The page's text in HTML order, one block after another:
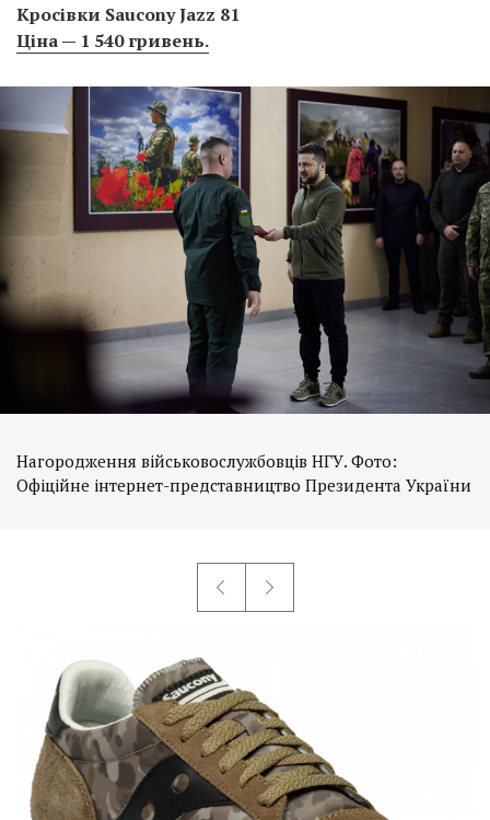
Кросівки Saucony Jazz 81
Ціна — 1 540 гривень.
Нагородження військовослужбовців НГУ. Фото:
Офіційне інтернет-представництво Президента України